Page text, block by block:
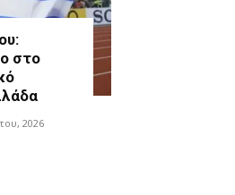
στο
2026